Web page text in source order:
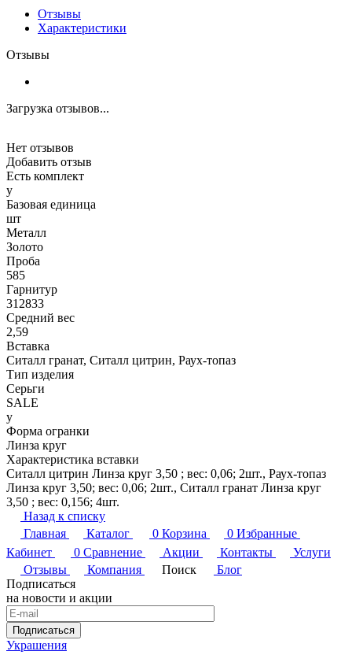
Отзывы
Характеристики
Отзывы
Загрузка отзывов...
Нет отзывов
Добавить отзыв
Есть комплект
y
Базовая единица
шт
Металл
Золото
Проба
585
Гарнитур
312833
Средний вес
2,59
Вставка
Ситалл гранат, Ситалл цитрин, Раух-топаз
Тип изделия
Серьги
SALE
y
Форма огранки
Линза круг
Характеристика вставки
Ситалл цитрин Линза круг 3,50 ; вес: 0,06; 2шт., Раух-топаз
Линза круг 3,50; вес: 0,06; 2шт., Ситалл гранат Линза круг
3,50 ; вес: 0,156; 4шт.
Назад к списку
Главная
Каталог 0 Корзина 0 Избранные
Кабинет
0 Сравнение Акции Контакты
Услуги
Отзывы
Компания Поиск
Блог
Подписаться
на новости и акции
Подписаться
Украшения